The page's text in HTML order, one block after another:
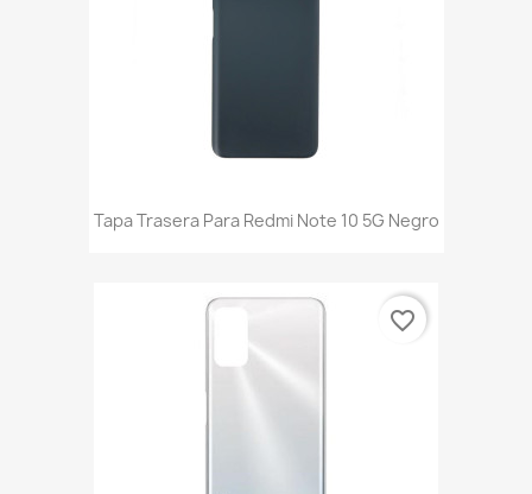
Tapa Trasera Para Redmi Note 10 5G Negro
favorite_border